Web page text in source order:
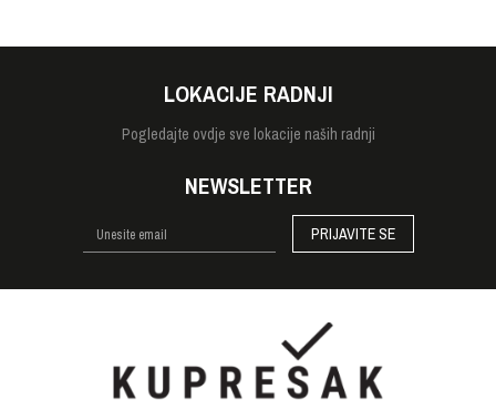
LOKACIJE RADNJI
Pogledajte ovdje sve lokacije naših radnji
NEWSLETTER
PRIJAVITE SE